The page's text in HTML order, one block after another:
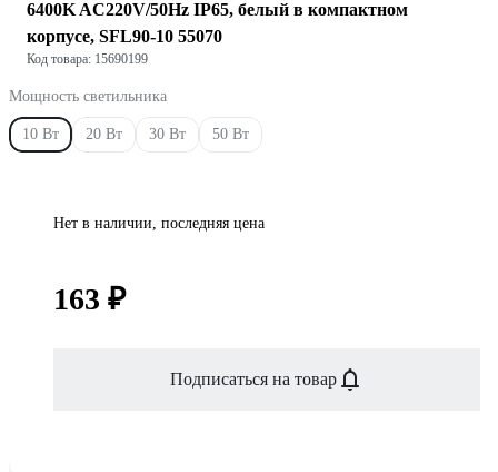
6400K AC220V/50Hz IP65, белый в компактном
корпусе, SFL90-10 55070
Код товара: 15690199
Мощность светильника
10 Вт 20 Вт 30 Вт 50 Вт
Нет в наличии, последняя цена
163 ₽
Подписаться на товар